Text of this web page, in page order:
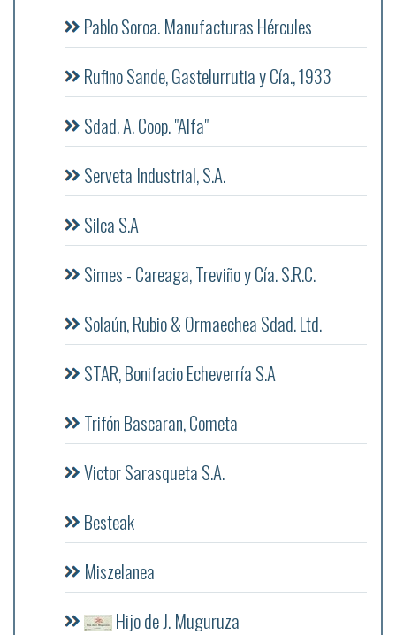
Pablo Soroa. Manufacturas Hércules
Rufino Sande, Gastelurrutia y Cía., 1933
Sdad. A. Coop. "Alfa"
Serveta Industrial, S.A.
Silca S.A
Simes - Careaga, Treviño y Cía. S.R.C.
Solaún, Rubio & Ormaechea Sdad. Ltd.
STAR, Bonifacio Echeverría S.A
Trifón Bascaran, Cometa
Victor Sarasqueta S.A.
Besteak
Miszelanea
Hijo de J. Muguruza